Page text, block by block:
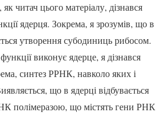
читач цього матеріалу, дізнався
ядерця. Зокрема, я зрозумів, що в
утворення субодиниць рибосом.
виконує ядерце, я дізнався
синтез РРНК, навколо яких і
що в ядерці відбувається
полімеразою, що містять гени РНК